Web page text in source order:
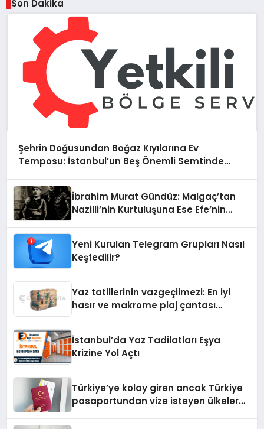
Son Dakika
Şehrin Doğusundan Boğaz Kıyılarına Ev
Temposu: İstanbul’un Beş Önemli Semtinde
İbrahim Murat Gündüz: Malgaç’tan
Nazilli’nin Kurtuluşuna Ese Efe’nin
Yeni Kurulan Telegram Grupları Nasıl
Keşfedilir?
Yaz tatillerinin vazgeçilmezi: En iyi
hasır ve makrome plaj çantası
İstanbul’da Yaz Tadilatları Eşya
Krizine Yol Açtı
Türkiye’ye kolay giren ancak Türkiye
pasaportundan vize isteyen ülkeler